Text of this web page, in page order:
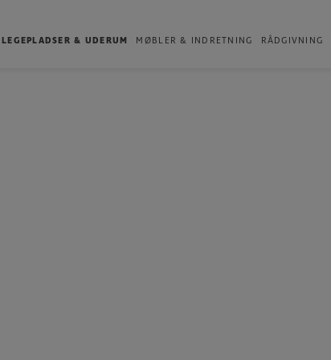
LEGEPLADSER & UDERUM MØBLER & INDRETNING RÅDGIVNING